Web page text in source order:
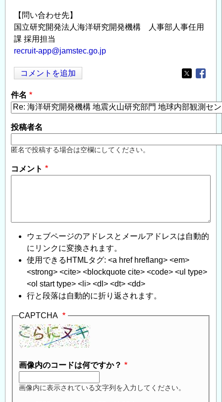
【問い合わせ先】
国立研究開発法人海洋研究開発機構 人事部人事任用
課 採用担当
recruit-app@jamstec.go.jp
コメントを追加
Opens in
件名
投稿者名
匿名で投稿する場合は空欄にしてください。
コメント
ウェブページのアドレスとメールアドレスは自動的
にリンクに変換されます。
使用できるHTMLタグ: <a href hreflang> <em>
<strong> <cite> <blockquote cite> <code> <ul type>
<ol start type> <li> <dl> <dt> <dd>
行と段落は自動的に折り返されます。
CAPTCHA
画像内のコードは何ですか？
画像内に表示されている文字列を入力してください。